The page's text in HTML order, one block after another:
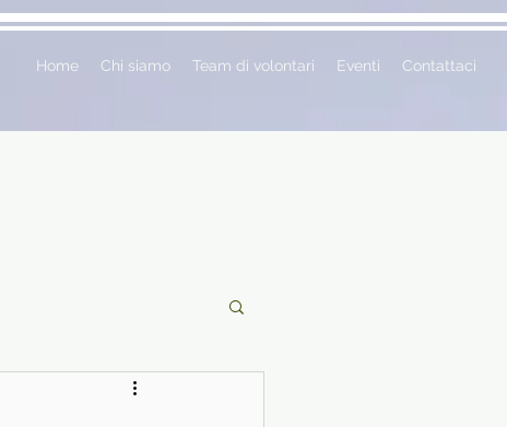
Home Chi siamo Team di volontari Eventi Contattaci